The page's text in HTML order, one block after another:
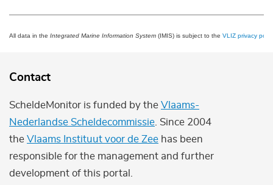
All data in the Integrated Marine Information System (IMIS) is subject to the VLIZ privacy
Contact
ScheldeMonitor is funded by the Vlaams-
Nederlandse Scheldecommissie . Since 2004
the Vlaams Instituut voor de Zee has been
responsible for the management and further
development of this portal.